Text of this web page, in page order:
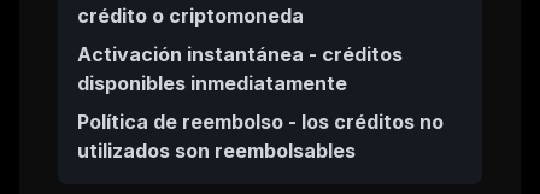
crédito o criptomoneda
Activación instantánea - créditos
disponibles inmediatamente
Política de reembolso - los créditos no
utilizados son reembolsables